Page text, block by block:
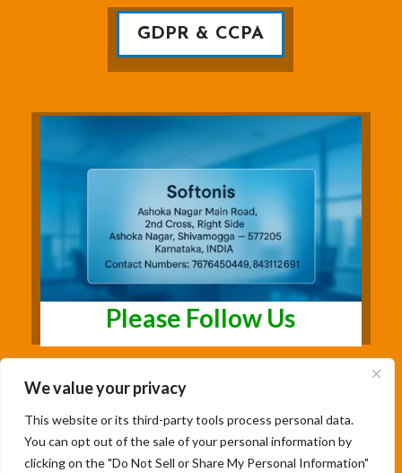
We value your privacy
This website or its third-party tools process personal data.
You can opt out of the sale of your personal information by
clicking on the "Do Not Sell or Share My Personal Information"
GDPR & CCPA
Please Follow Us